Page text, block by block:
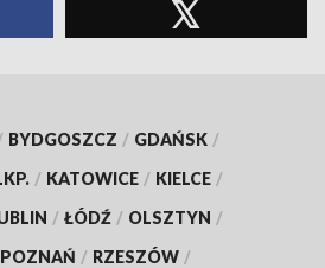
BYDGOSZCZ / GDAŃSK /
/ KATOWICE / KIELCE /
/ ŁÓDŹ / OLSZTYN /
POZNAŃ / RZESZÓW /